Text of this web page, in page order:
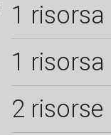
1 risorsa
1 risorsa
2 risorse